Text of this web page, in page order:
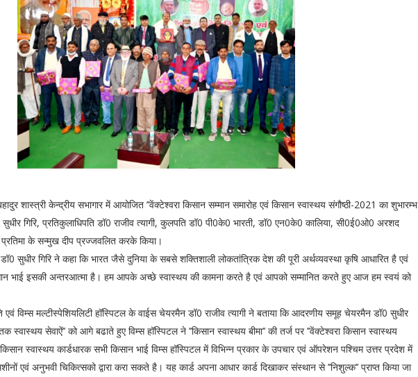
शास्त्री केन्द्रीय सभागार में आयोजित ’’वेंक्टेश्वरा किसान सम्मान समारोह एवं किसान स्वास्थय संगौष्ठी-2021 का शुभारम्भ
गिरि, प्रतिकुलाधिपति डॉ0 राजीव त्यागी, कुलपति डॉ0 पी0के0 भारती, डॉ0 एन0के0 कालिया, सी0ई0ओ0 अरशद
के सन्मुख दीप प्रज्जवलित करके किया।
सुधीर गिरि ने कहा कि भारत जैसे दुनिया के सबसे शक्तिशाली लोकतांत्रिक देश की पूरी अर्थव्यवस्था कृषि आधारित है एवं
भाई इसकी अन्तरआत्मा है। हम आपके अच्छे स्वास्थय की कामना करते है एवं आपको सम्मानित करते हुए आज हम स्वयं को
एवं विम्स मल्टीस्पेशियलिटी हॉस्पिटल के वाईस चेयरमैन डॉ0 राजीव त्यागी ने बताया कि आदरणीय समूह चेयरमैन डॉ0 सुधीर
तक स्वास्थय सेवाऐं’’ को आगे बढाते हुए विम्स हॉस्पिटल ने ’’किसान स्वास्थय बीमा’’ की तर्ज पर ’’वेंक्टेश्वरा किसान स्वास्थय
किसान स्वास्थय कार्डधारक सभी किसान भाई विम्स हॉस्पिटल में विभिन्न प्रकार के उपचार एवं ऑपरेशन पश्चिम उत्तर प्रदेश में
एवं अनुभवी चिकित्सको द्वारा करा सकते है। यह कार्ड अपना आधार कार्ड दिखाकर संस्थान से ’’निशुल्क’’ प्राप्त किया जा